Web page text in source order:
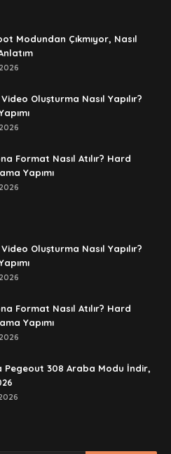
Modundan Çıkmıyor, Nasıl
Oluşturma Nasıl Yapılır?
Format Nasıl Atılır? Hard
Yapımı
Oluşturma Nasıl Yapılır?
Format Nasıl Atılır? Hard
Yapımı
Pegeout 308 Araba Modu İndir,